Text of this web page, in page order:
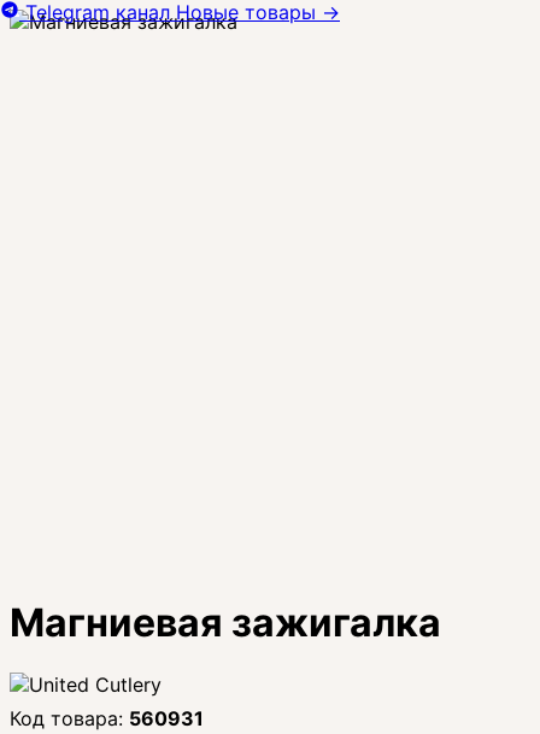
Магниевая зажигалка
560931
Telegram канал Новые товары →